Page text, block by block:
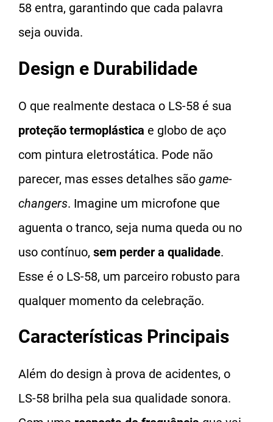
58 entra, garantindo que cada palavra
seja ouvida.
Design e Durabilidade
O que realmente destaca o LS-58 é sua
proteção termoplástica e globo de aço
com pintura eletrostática. Pode não
parecer, mas esses detalhes são game-
changers. Imagine um microfone que
aguenta o tranco, seja numa queda ou no
uso contínuo, sem perder a qualidade.
Esse é o LS-58, um parceiro robusto para
qualquer momento da celebração.
Características Principais
Além do design à prova de acidentes, o
LS-58 brilha pela sua qualidade sonora.